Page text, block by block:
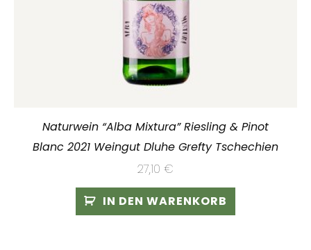
Naturwein “Alba Mixtura” Riesling & Pinot
Blanc 2021 Weingut Dluhe Grefty Tschechien
27,10 €
IN DEN WARENKORB